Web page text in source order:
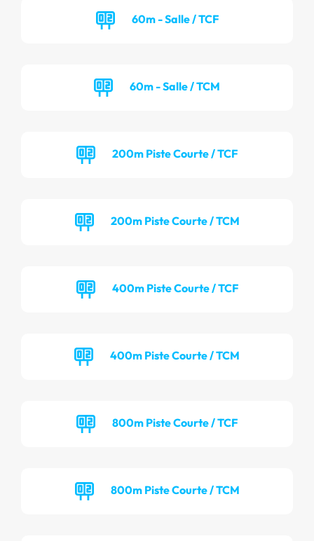
60m - Salle / TCF
60m - Salle / TCM
200m Piste Courte / TCF
200m Piste Courte / TCM
400m Piste Courte / TCF
400m Piste Courte / TCM
800m Piste Courte / TCF
800m Piste Courte / TCM